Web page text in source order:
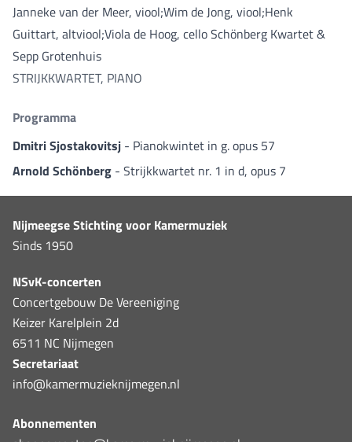
Janneke van der Meer, viool;Wim de Jong, viool;Henk
Guittart, altviool;Viola de Hoog, cello Schönberg Kwartet &
Sepp Grotenhuis
STRIJKKWARTET, PIANO
Programma
Dmitri Sjostakovitsj - Pianokwintet in g. opus 57
Arnold Schönberg - Strijkkwartet nr. 1 in d, opus 7
Nijmeegse Stichting voor Kamermuziek
Sinds 1950
NSvK-concerten
Concertgebouw De Vereeniging
Keizer Karelplein 2d
6511 NC Nijmegen
Secretariaat
info@kamermuzieknijmegen.nl
Abonnementen